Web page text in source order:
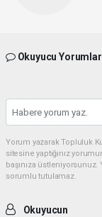
Okuyucu
Yorum yazarak Topluluk
sitesine yaptığınız
başınıza
sorumlu tutulamaz.
Okuyucun